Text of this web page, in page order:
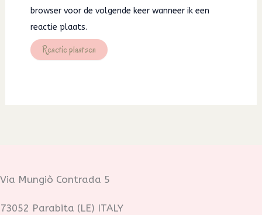
browser voor de volgende keer wanneer ik een
reactie plaats.
Via Mungiò Contrada 5
73052 Parabita (LE) ITALY